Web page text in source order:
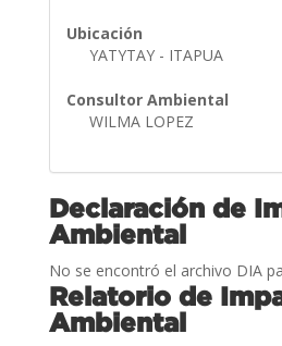
Ubicación
YATYTAY - ITAPUA
Consultor Ambiental
WILMA LOPEZ
Declaración de
Ambiental
No se encontró el archivo DIA
Relatorio de
Ambiental